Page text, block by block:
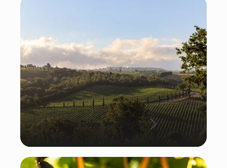
La Dolce Vita: Italien